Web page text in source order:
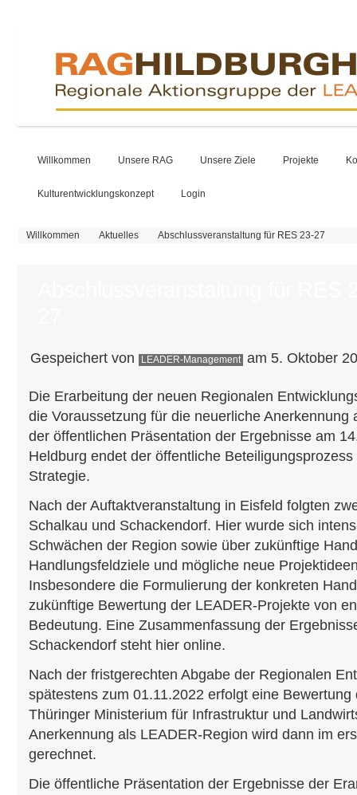
Willkommen Unsere RAG Unsere Ziele Projekte
Kulturentwicklungskonzept Login
Sie sind hier
Willkommen Aktuelles Abschlussveranstaltung für RES 23-27
Gespeichert von LEADER-Management am 5. Oktober
Die Erarbeitung der neuen Regionalen
die Voraussetzung für die neuerliche Anerkennung
der öffentlichen Präsentation der Ergebnisse am
Heldburg endet der öffentliche
Strategie.
Nach der Auftaktveranstaltung in Eisfeld folgten
Schalkau und Schackendorf. Hier wurde sich
Schwächen der Region sowie über zukünftige
Handlungsfeldziele und mögliche neue
Insbesondere die Formulierung der konkreten
zukünftige Bewertung der LEADER-Projekte von
Bedeutung. Eine Zusammenfassung der
Schackendorf steht hier online.
Nach der fristgerechten Abgabe der Regionalen
spätestens zum 01.11.2022 erfolgt eine
Thüringer Ministerium für Infrastruktur und
Anerkennung als LEADER-Region wird dann im
gerechnet.
Die öffentliche Präsentation der Ergebnisse der